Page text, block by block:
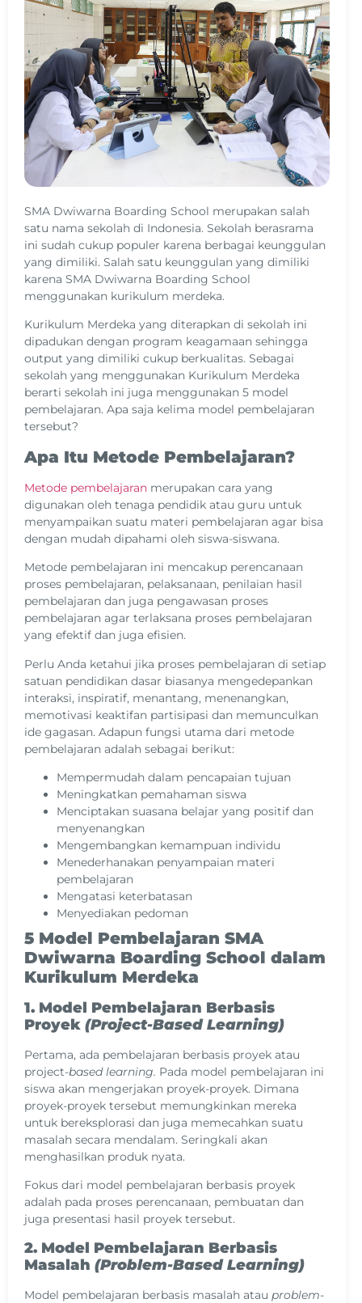
SMA Dwiwarna Boarding School merupakan salah
satu nama sekolah di Indonesia. Sekolah berasrama
ini sudah cukup populer karena berbagai keunggulan
yang dimiliki. Salah satu keunggulan yang dimiliki
karena SMA Dwiwarna Boarding School
menggunakan kurikulum merdeka.
Kurikulum Merdeka yang diterapkan di sekolah ini
dipadukan dengan program keagamaan sehingga
output yang dimiliki cukup berkualitas. Sebagai
sekolah yang menggunakan Kurikulum Merdeka
berarti sekolah ini juga menggunakan 5 model
pembelajaran. Apa saja kelima model pembelajaran
tersebut?
Apa Itu Metode Pembelajaran?
Metode pembelajaran merupakan cara yang
digunakan oleh tenaga pendidik atau guru untuk
menyampaikan suatu materi pembelajaran agar bisa
dengan mudah dipahami oleh siswa-siswana.
Metode pembelajaran ini mencakup perencanaan
proses pembelajaran, pelaksanaan, penilaian hasil
pembelajaran dan juga pengawasan proses
pembelajaran agar terlaksana proses pembelajaran
yang efektif dan juga efisien.
Perlu Anda ketahui jika proses pembelajaran di setiap
satuan pendidikan dasar biasanya mengedepankan
interaksi, inspiratif, menantang, menenangkan,
memotivasi keaktifan partisipasi dan memunculkan
ide gagasan. Adapun fungsi utama dari metode
pembelajaran adalah sebagai berikut:
Mempermudah dalam pencapaian tujuan
Meningkatkan pemahaman siswa
Menciptakan suasana belajar yang positif dan
menyenangkan
Mengembangkan kemampuan individu
Menederhanakan penyampaian materi
pembelajaran
Mengatasi keterbatasan
Menyediakan pedoman
5 Model Pembelajaran SMA
Dwiwarna Boarding School dalam
Kurikulum Merdeka
1. Model Pembelajaran Berbasis
Proyek (Project-Based Learning)
Pertama, ada pembelajaran berbasis proyek atau
project-based learning. Pada model pembelajaran ini
siswa akan mengerjakan proyek-proyek. Dimana
proyek-proyek tersebut memungkinkan mereka
untuk bereksplorasi dan juga memecahkan suatu
masalah secara mendalam. Seringkali akan
menghasilkan produk nyata.
Fokus dari model pembelajaran berbasis proyek
adalah pada proses perencanaan, pembuatan dan
juga presentasi hasil proyek tersebut.
2. Model Pembelajaran Berbasis
Masalah (Problem-Based Learning)
Model pembelajaran berbasis masalah atau problem-